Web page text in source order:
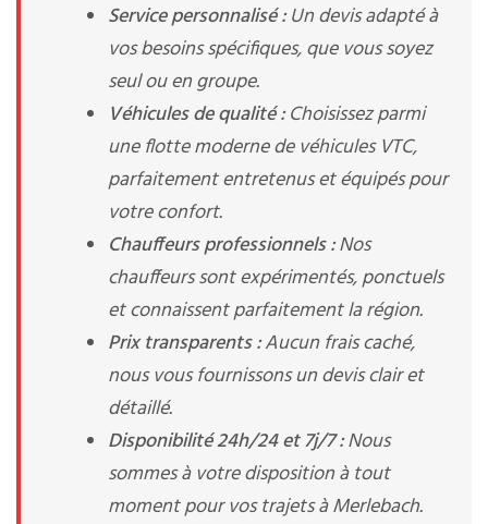
Service personnalisé :Un devis adapté à
vos besoins spécifiques, que vous soyez
seul ou en groupe.
Véhicules de qualité :Choisissez parmi
une flotte moderne de véhicules VTC,
parfaitement entretenus et équipés pour
votre confort.
Chauffeurs professionnels :Nos
chauffeurs sont expérimentés, ponctuels
et connaissent parfaitement la région.
Prix transparents :Aucun frais caché,
nous vous fournissons un devis clair et
détaillé.
Disponibilité 24h/24 et 7j/7 :Nous
sommes à votre disposition à tout
moment pour vos trajets à Merlebach.